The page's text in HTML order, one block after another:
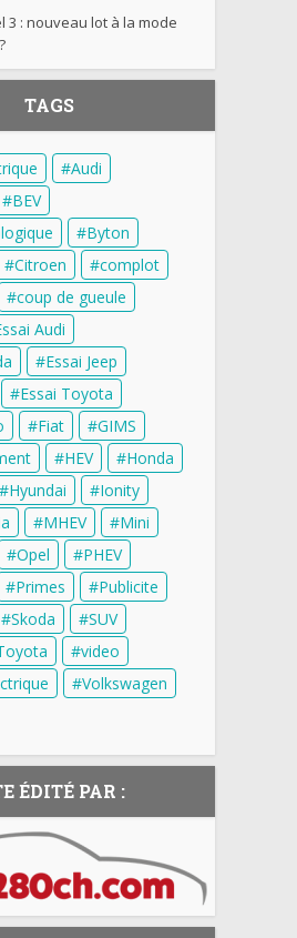
3 : nouveau lot à la mode
TAGS
Audi
BEV
Byton
Citroen
complot
coup de gueule
Audi
Essai Jeep
Essai Toyota
Fiat
GIMS
HEV
Honda
Hyundai
Ionity
MHEV
Mini
Opel
PHEV
Primes
Publicite
Skoda
SUV
video
Volkswagen
ÉDITÉ PAR :